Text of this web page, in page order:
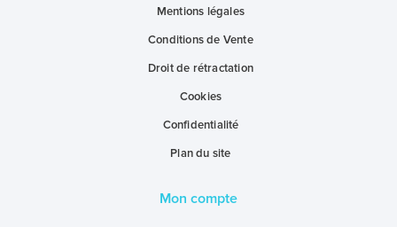
Mentions légales
Conditions de Vente
Droit de rétractation
Cookies
Confidentialité
Plan du site
Mon compte